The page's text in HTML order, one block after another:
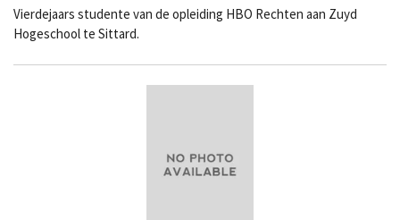
Vierdejaars studente van de opleiding HBO Rechten aan Zuyd
Hogeschool te Sittard.